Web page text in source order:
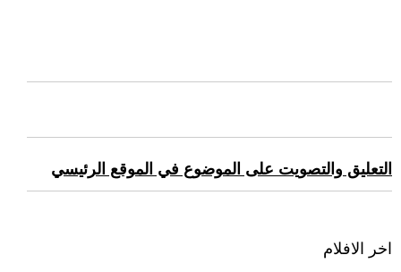
التعليق والتصويت على الموضوع في الموقع الرئيسي
اخر الافلام